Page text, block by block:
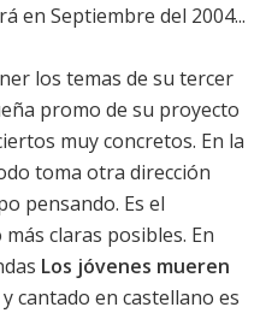
en Septiembre del 2004...
los temas de su tercer
promo de su proyecto
muy concretos. En la
toma otra dirección
pensando. Es el
claras posibles. En
Los jóvenes mueren
cantado en castellano es